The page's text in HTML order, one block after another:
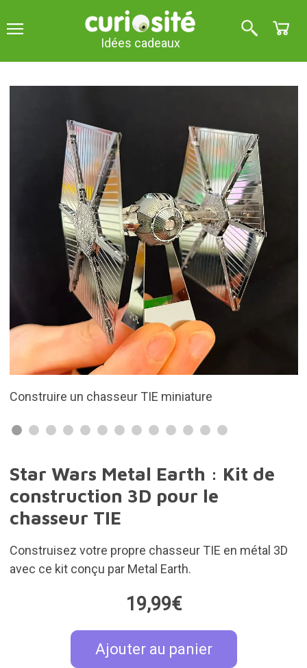
Idées cadeaux
Un kit très complet
Star Wars Metal Earth : Kit de
construction 3D pour le
chasseur TIE
Construisez votre propre chasseur TIE en métal 3D
avec ce kit conçu par Metal Earth.
19,99€
Ajouter au panier